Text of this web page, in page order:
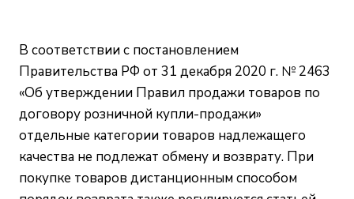
В соответствии с постановлением
Правительства РФ от 31 декабря 2020 г. № 2463
«Об утверждении Правил продажи товаров по
договору розничной купли-продажи»
отдельные категории товаров надлежащего
качества не подлежат обмену и возврату. При
покупке товаров дистанционным способом